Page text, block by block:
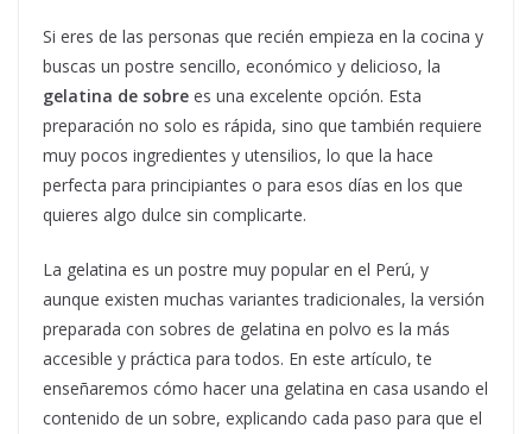
Si eres de las personas que recién empieza en la cocina y
buscas un postre sencillo, económico y delicioso, la
gelatina de sobre es una excelente opción. Esta
preparación no solo es rápida, sino que también requiere
muy pocos ingredientes y utensilios, lo que la hace
perfecta para principiantes o para esos días en los que
quieres algo dulce sin complicarte.
La gelatina es un postre muy popular en el Perú, y
aunque existen muchas variantes tradicionales, la versión
preparada con sobres de gelatina en polvo es la más
accesible y práctica para todos. En este artículo, te
enseñaremos cómo hacer una gelatina en casa usando el
contenido de un sobre, explicando cada paso para que el